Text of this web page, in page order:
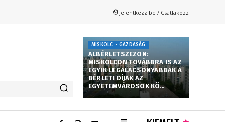
Jelentkezz be / Csatlakozz
MISKOLC - GAZDASÁG
ALBÉRLETSZEZON:
MISKOLCON TOVÁBBRA IS AZ
EGYIK LEGALACSONYABBAK A
BÉRLETI DÍJAK AZ
EGYETEMVÁROSOK KÖ…